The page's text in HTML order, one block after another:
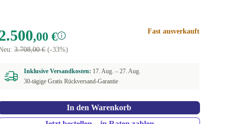
,00 €
3.708,00 €(-33%)
Fast ausverkauft
Inklusive Versandkosten: 17. Aug. –27. Aug.
30-tägige Gratis Rückversand-Garantie
In den Warenkorb